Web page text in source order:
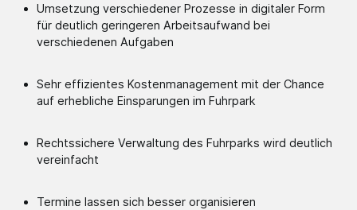
Umsetzung verschiedener Prozesse in digitaler Form
für deutlich geringeren Arbeitsaufwand bei
verschiedenen Aufgaben
Sehr effizientes Kostenmanagement mit der Chance
auf erhebliche Einsparungen im Fuhrpark
Rechtssichere Verwaltung des Fuhrparks wird deutlich
vereinfacht
Termine lassen sich besser organisieren